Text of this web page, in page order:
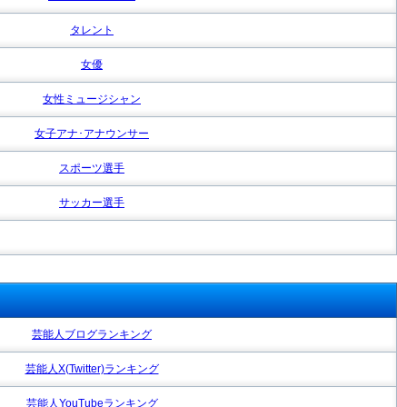
タレント
女優
女性ミュージシャン
女子アナ･アナウンサー
スポーツ選手
サッカー選手
芸能人ブログランキング
芸能人X(Twitter)ランキング
芸能人YouTubeランキング